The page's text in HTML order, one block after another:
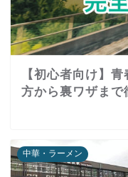
【初心者向け】
方から裏ワザまで
中華・ラーメン